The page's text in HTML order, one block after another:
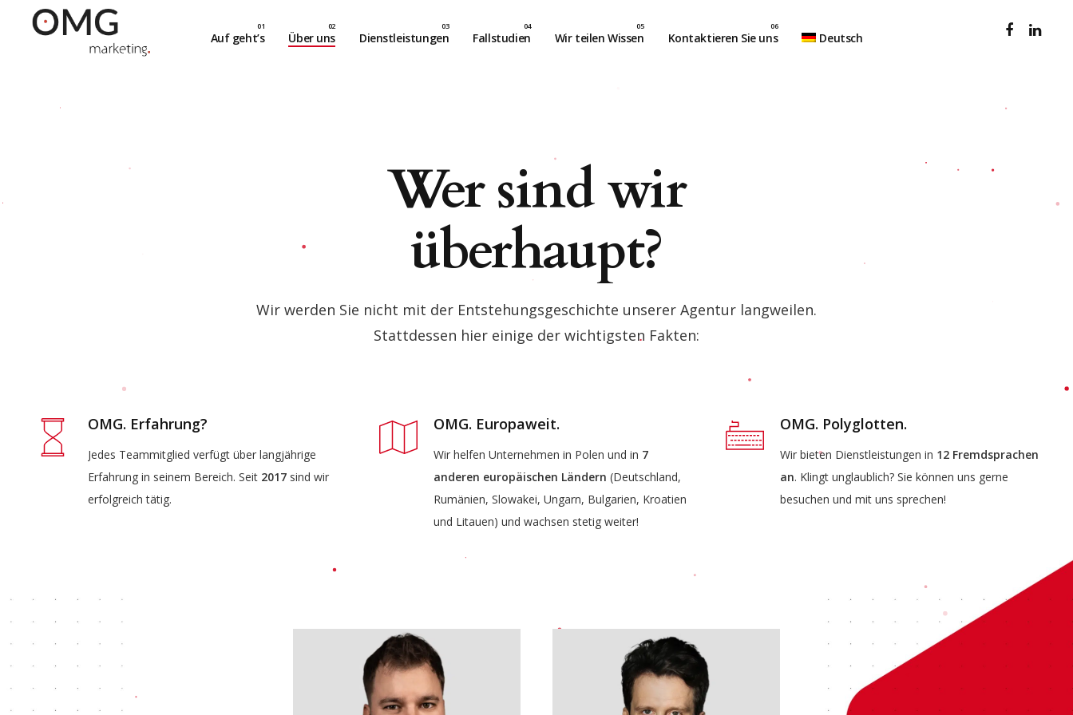
Auf geht’s Über uns Dienstleistungen Fallstudien Wir teilen Wissen Kontaktieren Sie uns Deutsch
Wer sind wir
überhaupt?
Wir werden Sie nicht mit der Entstehungsgeschichte unserer Agentur langweilen.
Stattdessen hier einige der wichtigsten Fakten:
OMG. Erfahrung?
Jedes Teammitglied verfügt über langjährige
Erfahrung in seinem Bereich. Seit 2017 sind wir
erfolgreich tätig.
OMG. Europaweit.
Wir helfen Unternehmen in Polen und in 7
anderen europäischen Ländern (Deutschland,
Rumänien, Slowakei, Ungarn, Bulgarien, Kroatien
und Litauen) und wachsen stetig weiter!
OMG. Polyglotten.
Wir bieten Dienstleistungen in 12 Fremdsprachen
an. Klingt unglaublich? Sie können uns gerne
besuchen und mit uns sprechen!